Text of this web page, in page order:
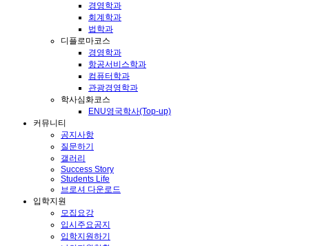
경영학과
회계학과
법학과
디플로마코스
경영학과
항공서비스학과
컴퓨터학과
관광경영학과
학사심화코스
ENU영국학사(Top-up)
커뮤니티
공지사항
질문하기
갤러리
Success Story
Students Life
브로셔 다운로드
입학지원
모집요강
입시주요공지
입학지원하기